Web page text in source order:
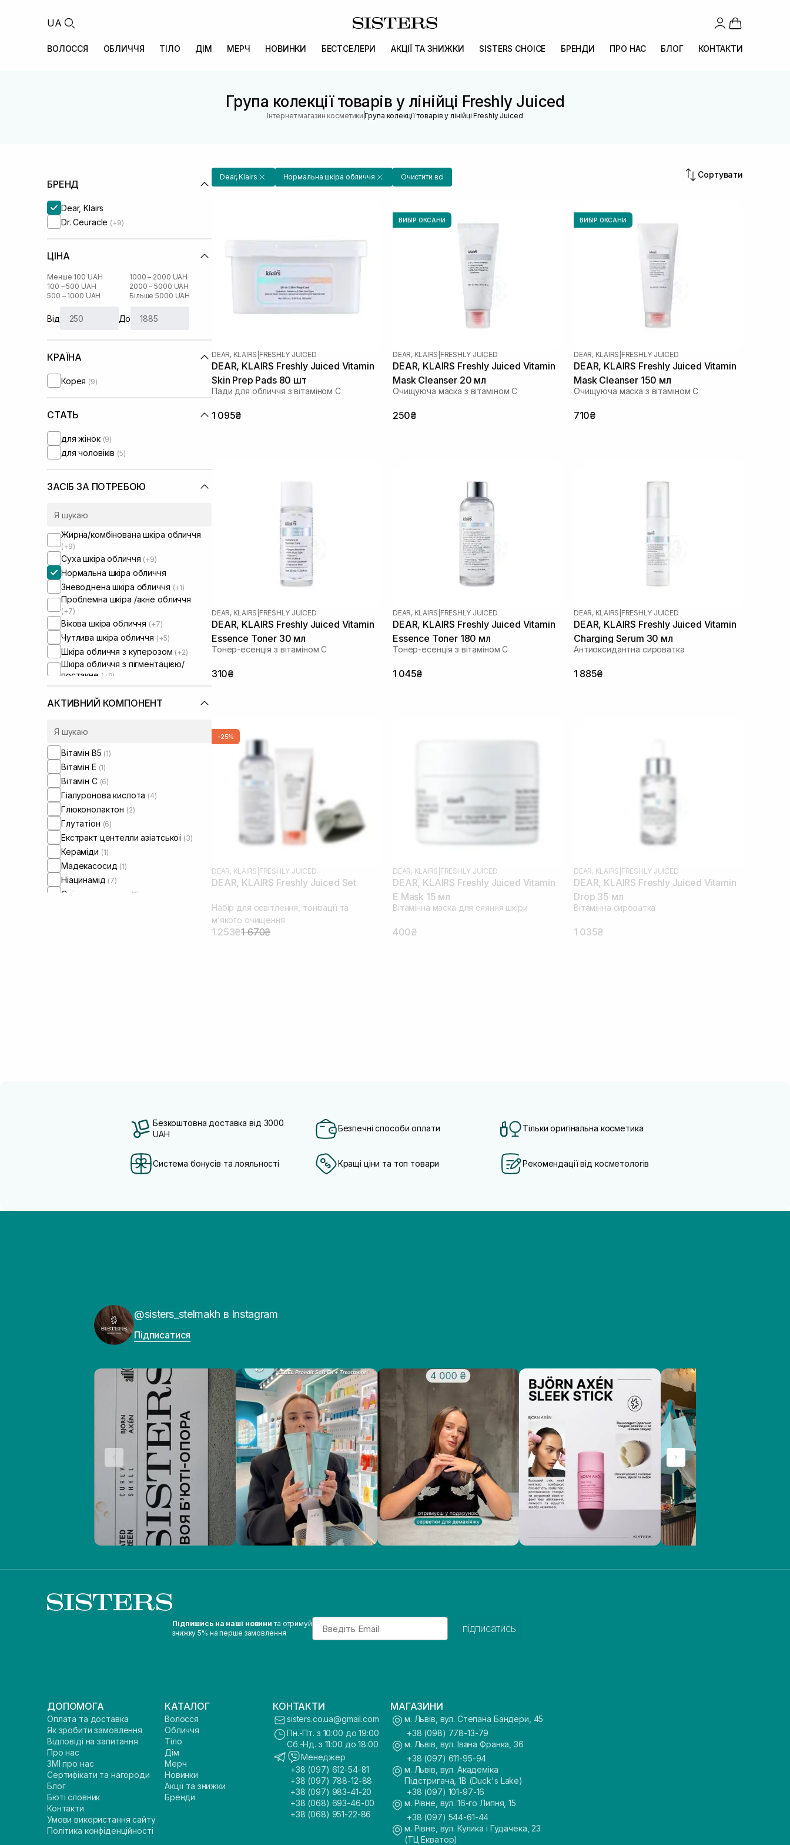
UA
ВОЛОССЯ ОБЛИЧЧЯ ТІЛО ДІМ МЕРЧ НОВИНКИ БЕСТСЕЛЕРИ АКЦІЇ ТА ЗНИЖКИ SISTERS CHOICE БРЕНДИ ПРО НАС БЛОГ КОНТАКТИ
Група колекції товарів у лінійці Freshly Juiced
Інтернет магазин косметики |Група колекції товарів у лінійці Freshly Juiced
БРЕНД
Dear, Klairs
Dr. Ceuracle (+9)
ЦІНА
Менше 100 UAH
100 – 500 UAH
500 – 1000 UAH
1000 – 2000 UAH
2000 – 5000 UAH
Більше 5000 UAH
Від До
КРАЇНА
Корея (9)
СТАТЬ
для жінок (9)
для чоловіків (5)
ЗАСІБ ЗА ПОТРЕБОЮ
Жирна/комбінована шкіра обличчя
(+9)
Суха шкіра обличчя (+9)
Нормальна шкіра обличчя
Зневоднена шкіра обличчя (+1)
Проблемна шкіра /акне обличчя
(+7)
Вікова шкіра обличчя (+7)
Чутлива шкіра обличчя (+5)
Шкіра обличчя з куперозом (+2)
Шкіра обличчя з пігментацією/
постакне (+9)
Шкіра обличчя з розширеними
порами(+5)
АКТИВНИЙ КОМПОНЕНТ
Вітамін B5 (1)
Вітамін Е (1)
Вітамін C (6)
Гіалуронова кислота (4)
Глюконолактон (2)
Глутатіон (6)
Екстракт центелли азіатської (3)
Кераміди (1)
Мадекасосид (1)
Ніацинамід (7)
Олія цитрусових (1)
Dear, Klairs Нормальна шкіра обличчя Очистити всі Сортувати
DEAR, KLAIRS FRESHLY JUICED
DEAR, KLAIRS Freshly Juiced Vitamin
Skin Prep Pads 80 шт
Пади для обличчя з вітаміном С
1 095₴
ВИБІР ОКСАНИ
DEAR, KLAIRS FRESHLY JUICED
DEAR, KLAIRS Freshly Juiced Vitamin
Mask Cleanser 20 мл
Очищуюча маска з вітаміном С
250₴
ВИБІР ОКСАНИ
DEAR, KLAIRS FRESHLY JUICED
DEAR, KLAIRS Freshly Juiced Vitamin
Mask Cleanser 150 мл
Очищуюча маска з вітаміном С
710₴
DEAR, KLAIRS FRESHLY JUICED
DEAR, KLAIRS Freshly Juiced Vitamin
Essence Toner 30 мл
Тонер-есенція з вітаміном C
310₴
DEAR, KLAIRS FRESHLY JUICED
DEAR, KLAIRS Freshly Juiced Vitamin
Essence Toner 180 мл
Тонер-есенція з вітаміном C
1 045₴
DEAR, KLAIRS FRESHLY JUICED
DEAR, KLAIRS Freshly Juiced Vitamin
Charging Serum 30 мл
Антиоксидантна сироватка
1 885₴
-25%
DEAR, KLAIRS FRESHLY JUICED
DEAR, KLAIRS Freshly Juiced Set
Набір для освітлення, тонізації та
м’якого очищення
1 253₴1 670₴
DEAR, KLAIRS FRESHLY JUICED
DEAR, KLAIRS Freshly Juiced Vitamin
E Mask 15 мл
Вітамінна маска для сяяння шкіри
400₴
DEAR, KLAIRS FRESHLY JUICED
DEAR, KLAIRS Freshly Juiced Vitamin
Drop 35 мл
Вітамінна сироватка
1 035₴
Безкоштовна доставка від 3000
UAH
Безпечні способи оплати Тільки оригінальна косметика
Система бонусів та лояльності Кращі ціни та топ товари Рекомендації від косметологів
@sisters_stelmakh в Instagram
Підписатися
Підпишись на наші новини та отримуй
знижку 5% на перше замовлення
Email
підписатись
ДОПОМОГА
Оплата та доставка
Як зробити замовлення
Відповіді на запитання
Про нас
ЗМІ про нас
Сертифікати та нагороди
Блог
Бюті словник
Контакти
Умови використання сайту
Політика конфіденційності
КАТАЛОГ
Волосся
Обличчя
Тіло
Дім
Мерч
Новинки
Акції та знижки
Бренди
КОНТАКТИ
sisters.co.ua@gmail.com
Пн.-Пт. з 10:00 до 19:00
Сб.-Нд. з 11:00 до 18:00
Менеджер
+38 (097) 612-54-81
+38 (097) 788-12-88
+38 (097) 983-41-20
+38 (068) 693-46-00
+38 (068) 951-22-86
МАГАЗИНИ
м. Львів, вул. Степана Бандери, 45
+38 (098) 778-13-79
м. Львів, вул. Івана Франка, 36
+38 (097) 611-95-94
м. Львів, вул. Академіка
Підстригача, 1В (Duck's Lake)
+38 (097) 101-97-16
м. Рівне, вул. 16-го Липня, 15
+38 (097) 544-61-44
м. Рівне, вул. Кулика і Гудачека, 23
(ТЦ Екватор)